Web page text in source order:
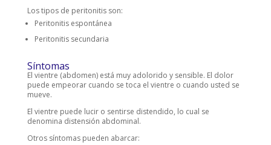
Los tipos de peritonitis son:
Peritonitis espontánea
Peritonitis secundaria
Síntomas
El vientre (abdomen) está muy adolorido y sensible. El dolor
puede empeorar cuando se toca el vientre o cuando usted se
mueve.
El vientre puede lucir o sentirse distendido, lo cual se
denomina distensión abdominal.
Otros síntomas pueden abarcar: